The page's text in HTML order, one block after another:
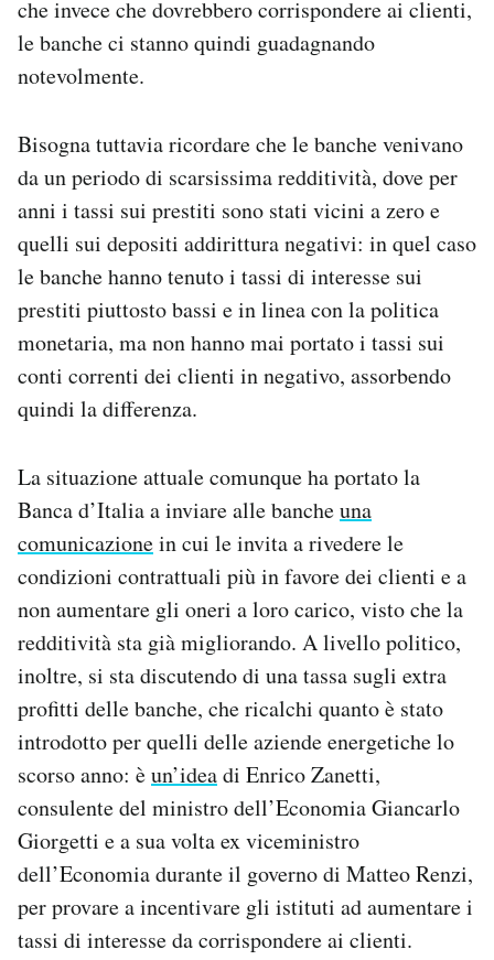
che invece che dovrebbero corrispondere ai clienti,
le banche ci stanno quindi guadagnando
notevolmente.
Bisogna tuttavia ricordare che le banche venivano
da un periodo di scarsissima redditività, dove per
anni i tassi sui prestiti sono stati vicini a zero e
quelli sui depositi addirittura negativi: in quel caso
le banche hanno tenuto i tassi di interesse sui
prestiti piuttosto bassi e in linea con la politica
monetaria, ma non hanno mai portato i tassi sui
conti correnti dei clienti in negativo, assorbendo
quindi la differenza.
La situazione attuale comunque ha portato la
Banca d’Italia a inviare alle bancheuna
comunicazionein cui le invita a rivedere le
condizioni contrattuali più in favore dei clienti e a
non aumentare gli oneri a loro carico, visto che la
redditività sta già migliorando. A livello politico,
inoltre, si sta discutendo di una tassa sugli extra
profitti delle banche, che ricalchi quanto è stato
introdotto per quelli delle aziende energetiche lo
scorso anno: èun’ideadi Enrico Zanetti,
consulente del ministro dell’Economia Giancarlo
Giorgetti e a sua volta ex viceministro
dell’Economia durante il governo di Matteo Renzi,
per provare a incentivare gli istituti ad aumentare i
tassi di interesse da corrispondere ai clienti.